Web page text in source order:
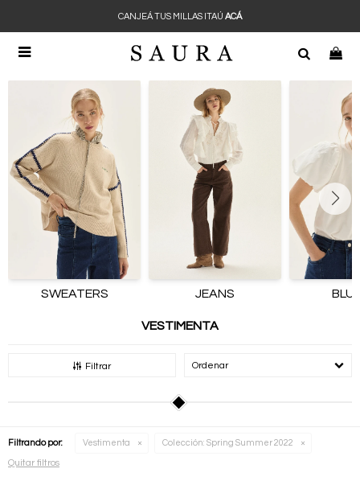

CANJEÁ TUS MILLAS ITAÚ ACÁ
SWEATERS JEANS
VESTIMENTA
Filtrar Recomendados
Filtrando por: Vestimenta Colección: Spring Summer 2022
Quitar filtros